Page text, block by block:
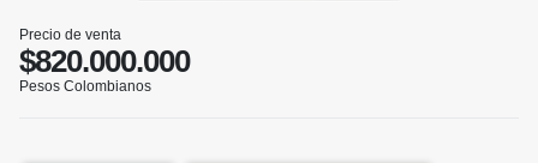
Precio de venta
$820.000.000
Pesos Colombianos